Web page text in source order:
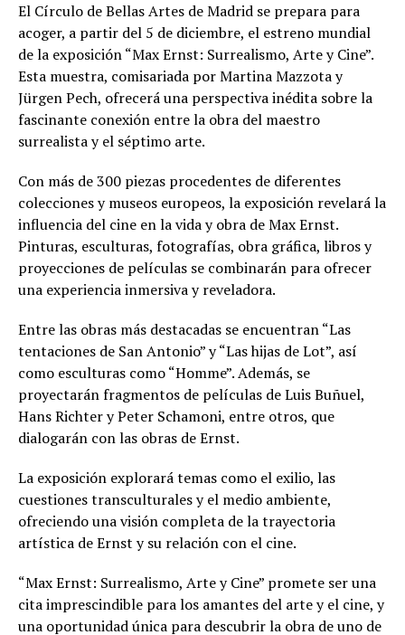
El Círculo de Bellas Artes de Madrid se prepara para
acoger, a partir del 5 de diciembre, el estreno mundial
de la exposición “Max Ernst: Surrealismo, Arte y Cine”.
Esta muestra, comisariada por Martina Mazzota y
Jürgen Pech, ofrecerá una perspectiva inédita sobre la
fascinante conexión entre la obra del maestro
surrealista y el séptimo arte.
Con más de 300 piezas procedentes de diferentes
colecciones y museos europeos, la exposición revelará la
influencia del cine en la vida y obra de Max Ernst.
Pinturas, esculturas, fotografías, obra gráfica, libros y
proyecciones de películas se combinarán para ofrecer
una experiencia inmersiva y reveladora.
Entre las obras más destacadas se encuentran “Las
tentaciones de San Antonio” y “Las hijas de Lot”, así
como esculturas como “Homme”. Además, se
proyectarán fragmentos de películas de Luis Buñuel,
Hans Richter y Peter Schamoni, entre otros, que
dialogarán con las obras de Ernst.
La exposición explorará temas como el exilio, las
cuestiones transculturales y el medio ambiente,
ofreciendo una visión completa de la trayectoria
artística de Ernst y su relación con el cine.
“Max Ernst: Surrealismo, Arte y Cine” promete ser una
cita imprescindible para los amantes del arte y el cine, y
una oportunidad única para descubrir la obra de uno de